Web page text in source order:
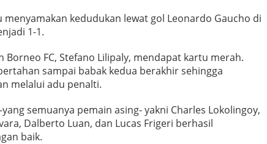
menyamakan kedudukan lewat gol Leonardo Gaucho di
1-1.
Borneo FC, Stefano Lilipaly, mendapat kartu merah.
sampai babak kedua berakhir sehingga
melalui adu penalti.
semuanya pemain asing- yakni Charles Lokolingoy,
Dalberto Luan, dan Lucas Frigeri berhasil
baik.